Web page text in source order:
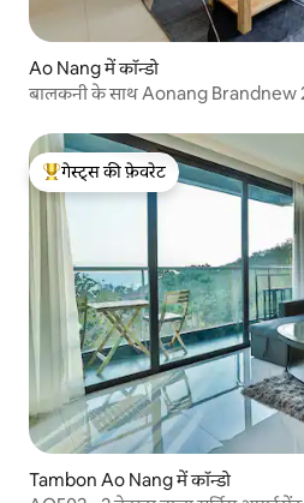
Ao Nang में कॉन्डो
बालकनी के साथ Aonang Brandnew
गेस्ट्स का टॉप फ़ेवरेट
गेस्ट्स की फ़ेवरेट
Tambon Ao Nang में कॉन्डो